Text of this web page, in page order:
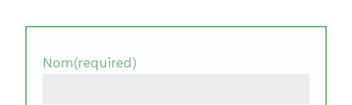
Nom(required)